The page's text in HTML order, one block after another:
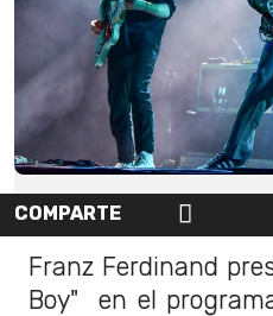
COMPARTE
Franz Ferdinand
Boy" en el